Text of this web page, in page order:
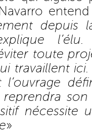
depuis
toute
travaillent
nécessite
»